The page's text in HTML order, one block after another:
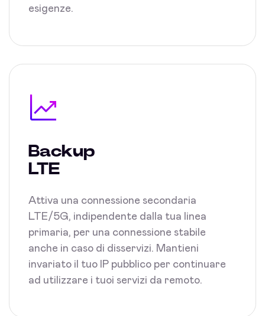
esigenze.
Backup
LTE
Attiva una connessione secondaria
LTE/5G, indipendente dalla tua linea
primaria, per una connessione stabile
anche in caso di disservizi. Mantieni
invariato il tuo IP pubblico per continuare
ad utilizzare i tuoi servizi da remoto.